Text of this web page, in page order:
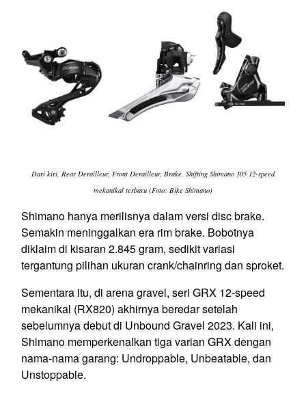
Dari kiri, Rear Derailleur, Front Derailleur, Brake, Shifting Shimano 105 12-speed
mekanikal terbaru (Foto: Bike Shimano)
Shimano hanya merilisnya dalam versi disc brake.
Semakin meninggalkan era rim brake. Bobotnya
diklaim di kisaran 2.845 gram, sedikit variasi
tergantung pilihan ukuran crank/chainring dan sproket.
Sementara itu, di arena gravel, seri GRX 12-speed
mekanikal (RX820) akhirnya beredar setelah
sebelumnya debut di Unbound Gravel 2023. Kali ini,
Shimano memperkenalkan tiga varian GRX dengan
nama-nama garang: Undroppable, Unbeatable, dan
Unstoppable.